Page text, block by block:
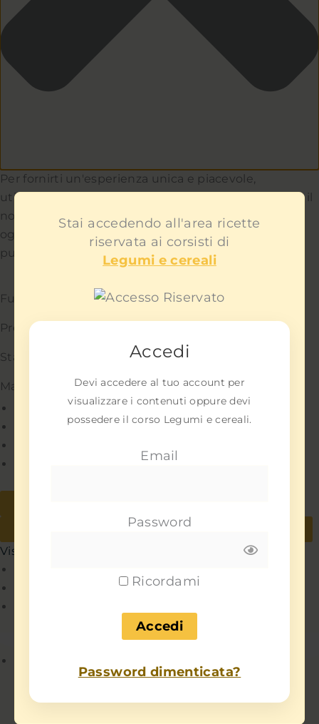
Per fornirti un'esperienza unica e piacevole,
utilizziamo i cookie per capire e aiutarci a migliorare il
nostro sito e servizio. Teniamo a cuore la privacy di
ogni utente e non ti mostreremo contenuti
pubblicitari fastidiosi.
Funzionale Sempre attivo
Preferenze
Statistiche
Marketing
Gestisci opzioni
Gestisci servizi
Per saperne di più su questi scopi
Visualizza le preferenze
Visualizza le preferenze
Stai accedendo all'area ricette
riservata ai corsisti di
Legumi e cereali
Accedi
Devi accedere al tuo account per
visualizzare i contenuti oppure devi
possedere il corso Legumi e cereali.
Email
Password
Ricordami
Password dimenticata?